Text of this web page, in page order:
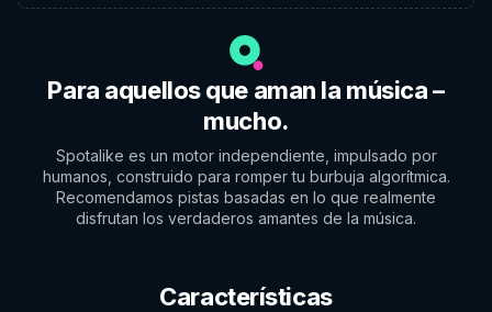
Para aquellos que aman la música –
mucho.
Spotalike es un motor independiente, impulsado por
humanos, construido para romper tu burbuja algorítmica.
Recomendamos pistas basadas en lo que realmente
disfrutan los verdaderos amantes de la música.
Características